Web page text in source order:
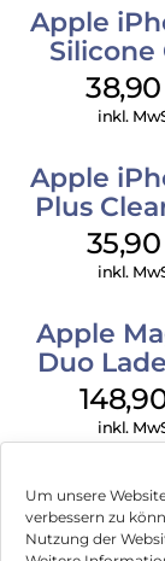
Um unsere
verbessern zu
Nutzung der
Apple
Silicone
inkl.
Apple
Plus
35,90
inkl.
Apple
Duo
inkl.